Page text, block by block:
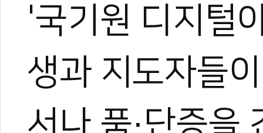
'국기원 디지털
생과 지도자들
서나 품·단증을